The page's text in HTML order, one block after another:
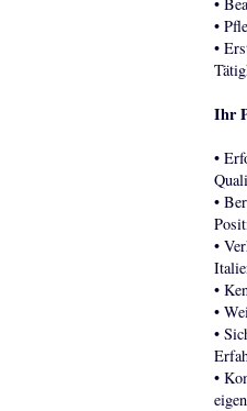
•
•
Ihr
•
•
•
•
•
•
•